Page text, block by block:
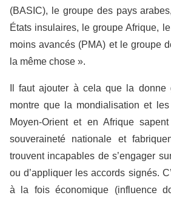
(BASIC), le groupe des pays
États insulaires, le groupe Afrique,
moins avancés (PMA) et le groupe
la même chose ».
Il faut ajouter à cela que la donne
montre que la mondialisation et
Moyen-Orient et en Afrique
souveraineté nationale et
trouvent incapables de s’engager
ou d’appliquer les accords signés.
à la fois économique (influence